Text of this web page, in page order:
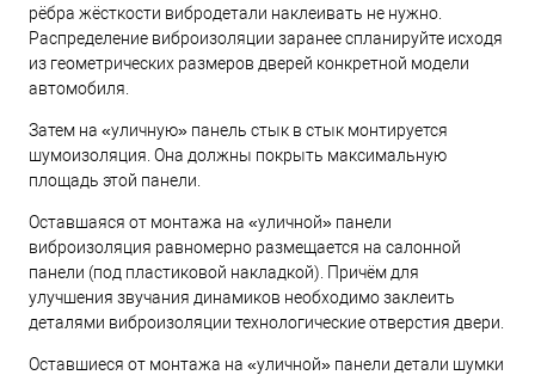
рёбра жёсткости вибродетали наклеивать не нужно.
Распределение виброизоляции заранее спланируйте исходя
из геометрических размеров дверей конкретной модели
автомобиля.
Затем на «уличную» панель стык в стык монтируется
шумоизоляция. Она должны покрыть максимальную
площадь этой панели.
Оставшаяся от монтажа на «уличной» панели
виброизоляция равномерно размещается на салонной
панели (под пластиковой накладкой). Причём для
улучшения звучания динамиков необходимо заклеить
деталями виброизоляции технологические отверстия двери.
Оставшиеся от монтажа на «уличной» панели детали шумки